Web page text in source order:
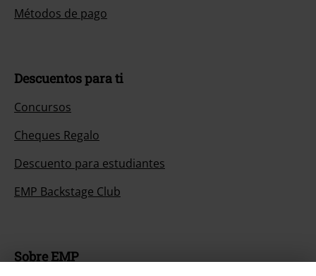
Métodos de pago
Descuentos para ti
Concursos
Cheques Regalo
Descuento para estudiantes
EMP Backstage Club
Sobre EMP